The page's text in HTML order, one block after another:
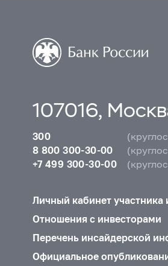
107016,
300
8 800 300-30-00
+7 499 300-30-00
Личный кабинет
Отношения с инвесторами
Перечень инсайдерской
Официальное